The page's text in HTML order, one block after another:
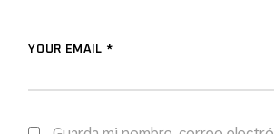
YOUR EMAIL *